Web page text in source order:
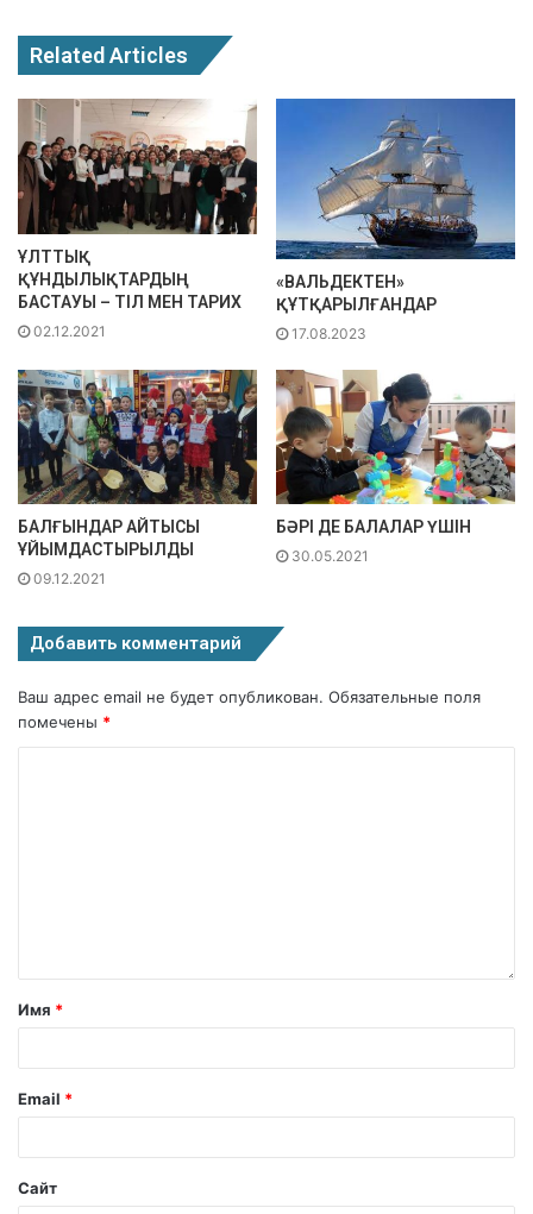
Related Articles
ҰЛТТЫҚ
ҚҰНДЫЛЫҚТАРДЫҢ
БАСТАУЫ – ТІЛ МЕН ТАРИХ
02.12.2021
«ВАЛЬДЕКТЕН»
ҚҰТҚАРЫЛҒАНДАР
17.08.2023
БАЛҒЫНДАР АЙТЫСЫ
ҰЙЫМДАСТЫРЫЛДЫ
09.12.2021
БӘРІ ДЕ БАЛАЛАР ҮШІН
30.05.2021
Добавить комментарий
Ваш адрес email не будет опубликован. Обязательные поля
помечены *
Имя *
Email *
Сайт